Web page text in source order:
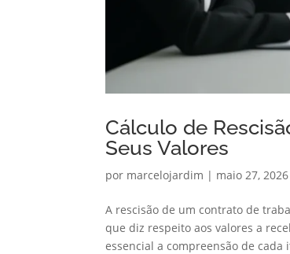
Cálculo de
Seus Valores
por marcelojardim | maio 27, 2026
A rescisão de um contrato de
que diz respeito aos valores a
essencial a compreensão de cada